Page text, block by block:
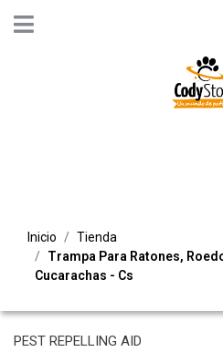
Inicio
Tienda
Trampa Para Ratones,
Cucarachas - Cs
PEST REPELLING AID